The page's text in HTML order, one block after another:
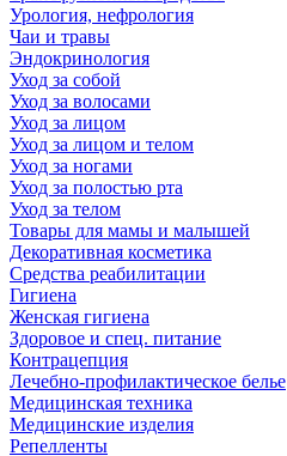
Урология, нефрология
Чаи и травы
Эндокринология
Уход за собой
Уход за волосами
Уход за лицом
Уход за лицом и телом
Уход за ногами
Уход за полостью рта
Уход за телом
Товары для мамы и малышей
Декоративная косметика
Средства реабилитации
Гигиена
Женская гигиена
Здоровое и спец. питание
Контрацепция
Лечебно-профилактическое белье
Медицинская техника
Медицинские изделия
Репелленты